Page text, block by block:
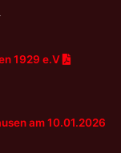
1929 e.V
am 10.01.2026